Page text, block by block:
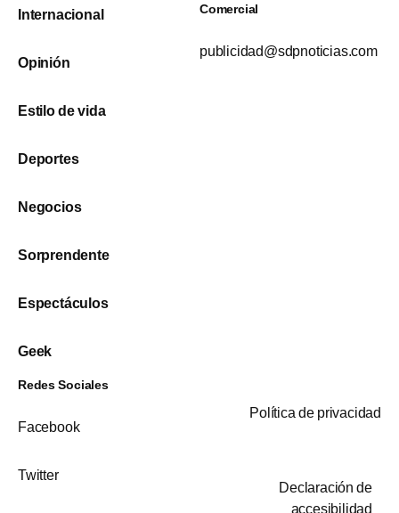
Internacional
Opinión
Estilo de vida
Deportes
Negocios
Sorprendente
Espectáculos
Geek
Comercial
publicidad@sdpnoticias.com
Redes Sociales
Facebook
Twitter
Política de privacidad
Declaración de
accesibilidad